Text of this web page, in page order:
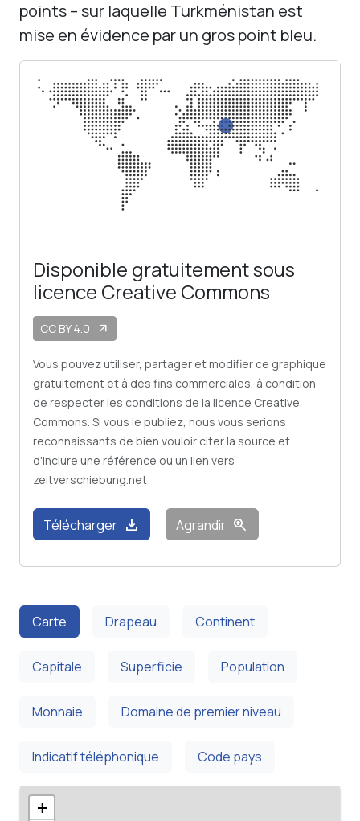
points – sur laquelle Turkménistan est
mise en évidence par un gros point bleu.
Disponible gratuitement sous
licence Creative Commons
CC BY 4.0 arrow_outward
Vous pouvez utiliser, partager et modifier ce graphique
gratuitement et à des fins commerciales, à condition
de respecter les conditions de la licence Creative
Commons. Si vous le publiez, nous vous serions
reconnaissants de bien vouloir citer la source et
d'inclure une référence ou un lien vers
zeitverschiebung.net
Télécharger download Agrandir zoom_in
Carte Drapeau Continent
Capitale Superficie Population
Monnaie Domaine de premier niveau
Indicatif téléphonique Code pays
+